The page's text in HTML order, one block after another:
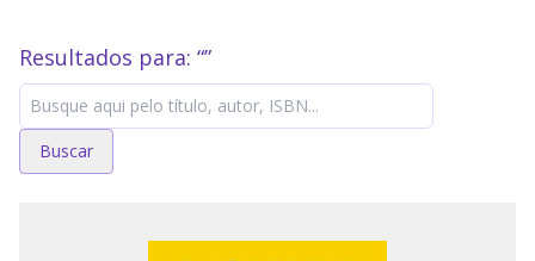
Resultados para: “”
Buscar